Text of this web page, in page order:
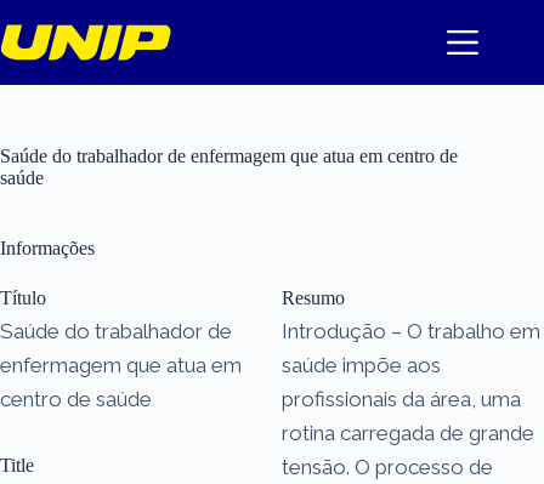
para
o
Saúde do trabalhador de enfermagem que atua em centro de
saúde
Informações
Título
Saúde do trabalhador de
enfermagem que atua em
centro de saúde
Title
Resumo
Introdução – O trabalho em
saúde impõe aos
profissionais da área, uma
rotina carregada de grande
tensão. O processo de